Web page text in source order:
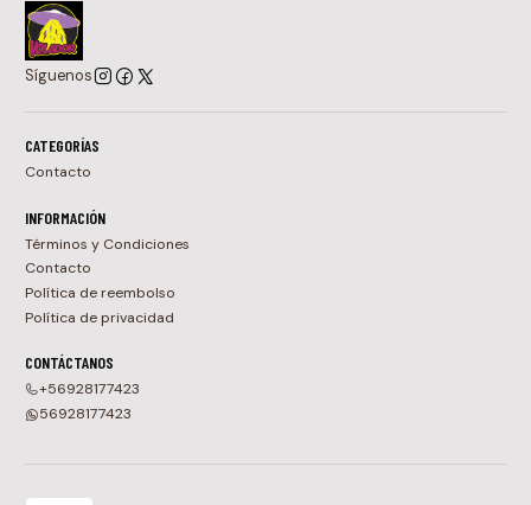
Síguenos
CATEGORÍAS
Contacto
INFORMACIÓN
Términos y Condiciones
Contacto
Política de reembolso
Política de privacidad
CONTÁCTANOS
+56928177423
56928177423